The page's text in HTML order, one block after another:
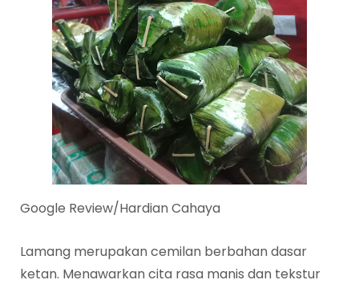
Google Review/Hardian Cahaya
Lamang merupakan cemilan berbahan dasar
ketan. Menawarkan cita rasa manis dan tekstur